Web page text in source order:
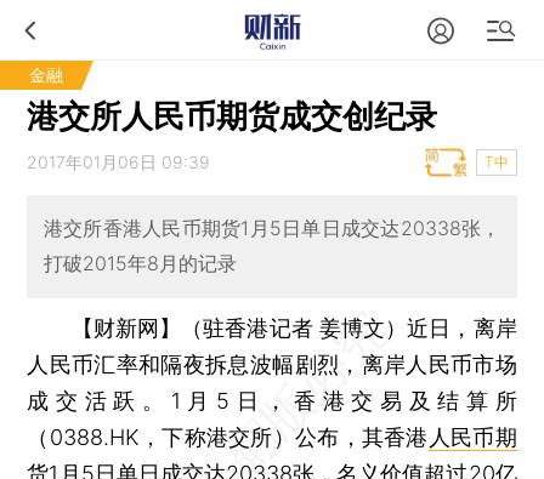
金融
港交所人民币期货成交创纪录
2017年01月06日 09:39 T中
港交所香港人民币期货1月5日单日成交达20338张，
打破2015年8月的记录
【财新网】（驻香港记者 姜博文）近日，离岸
人民币汇率和隔夜拆息波幅剧烈，离岸人民币市场
成交活跃。1月5日，香港交易及结算所
（0388.HK，下称港交所）公布，其香港 人民币期
货1月5日单日成交达20338张，名义价值超过20亿